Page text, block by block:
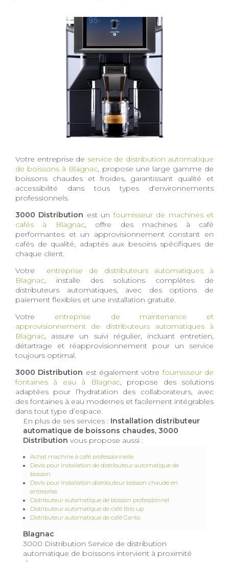
Votre entreprise de service de distribution automatique
de boissons à Blagnac, propose une large gamme de
boissons chaudes et froides, garantissant qualité et
accessibilité dans tous types d'environnements
professionnels.
3000 Distribution est un fournisseur de machines et
cafés à Blagnac, offre des machines à café
performantes et un approvisionnement constant en
cafés de qualité, adaptés aux besoins spécifiques de
chaque client.
Votre entreprise de distributeurs automatiques à
Blagnac, installe des solutions complètes de
distributeurs automatiques, avec des options de
paiement flexibles et une installation gratuite.
Votre entreprise de maintenance et
approvisionnement de distributeurs automatiques à
Blagnac, assure un suivi régulier, incluant entretien,
détartrage et réapprovisionnement pour un service
toujours optimal.
3000 Distribution est également votrefournisseur de
fontaines à eau à Blagnac, propose des solutions
adaptées pour l’hydratation des collaborateurs, avec
des fontaines à eau modernes et facilement intégrables
dans tout type d’espace.
En plus de ses services : Installation distributeur
automatique de boissons chaudes, 3000
Distribution vous propose aussi :
Achat machine à café professionnelle
Devis pour installation de distributeur automatique de
boisson
Devis pour installation distributeur boisson chaude en
entreprise
Distributeur automatique de boisson professionnel
Distributeur automatique de café Brio up
Distributeur automatique de café Canto
Blagnac
3000 Distribution Service de distribution
automatique de boissons intervient à proximité